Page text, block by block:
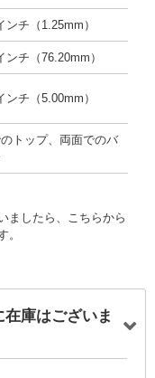
ンチ（1.25mm）
ンチ（76.20mm）
ンチ（5.00mm）
トップ、両面でのバ
ましたら、こちらから
。
庫はございま